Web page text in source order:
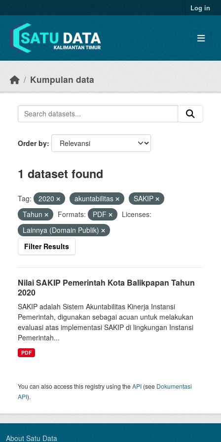
Log in
Kumpulan data
Order by
1 dataset found
Tag: 2020 akuntabilitas
SAKIP
Tahun
Formats: PDF
Licenses:
Lainnya (Domain Publik)
Filter Results
Nilai SAKIP Pemerintah Kota Balikpapan Tahun
2020
SAKIP adalah Sistem Akuntabilitas Kinerja Instansi
Pemerintah, digunakan sebagai acuan untuk melakukan
evaluasi atas implementasi SAKIP di lingkungan Instansi
Pemerintah...
PDF
You can also access this registry using theAPI (see Dokumentasi
API).
About Satu Data